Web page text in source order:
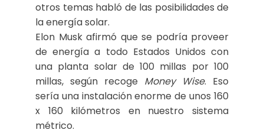
otros temas habló de las posibilidades de
la energía solar.
Elon Musk afirmó que se podría proveer
de energía a todo Estados Unidos con
una planta solar de 100 millas por 100
millas, según recoge Money Wise. Eso
sería una instalación enorme de unos 160
x 160 kilómetros en nuestro sistema
métrico.